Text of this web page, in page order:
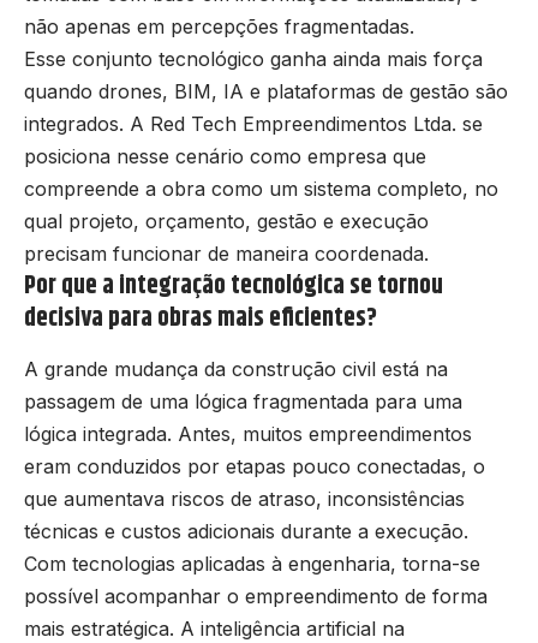
não apenas em percepções fragmentadas.
Esse conjunto tecnológico ganha ainda mais força
quando drones, BIM, IA e plataformas de gestão são
integrados. A Red Tech Empreendimentos Ltda. se
posiciona nesse cenário como empresa que
compreende a obra como um sistema completo, no
qual projeto, orçamento, gestão e execução
precisam funcionar de maneira coordenada.
Por que a integração tecnológica se tornou
decisiva para obras mais eficientes?
A grande mudança da construção civil está na
passagem de uma lógica fragmentada para uma
lógica integrada. Antes, muitos empreendimentos
eram conduzidos por etapas pouco conectadas, o
que aumentava riscos de atraso, inconsistências
técnicas e custos adicionais durante a execução.
Com tecnologias aplicadas à engenharia, torna-se
possível acompanhar o empreendimento de forma
mais estratégica. A inteligência artificial na